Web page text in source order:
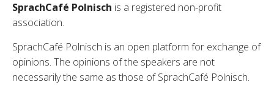
SprachCafé Polnisch is a registered non-profit
association.
SprachCafé Polnisch is an open platform for exchange of
opinions. The opinions of the speakers are not
necessarily the same as those of SprachCafé Polnisch.